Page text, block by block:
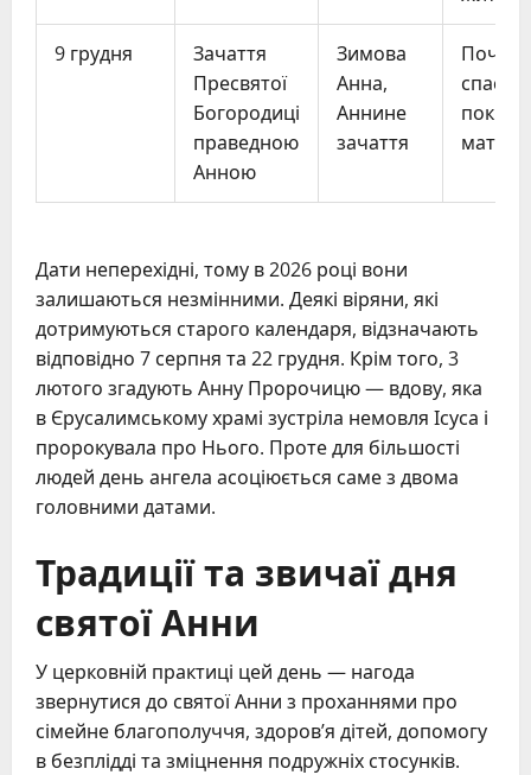
9 грудня
Зачаття
Пресвятої
Богородиці
праведною
Анною
Зимова
Анна,
Аннине
зачаття
Дати неперехідні, тому в 2026 році вони
залишаються незмінними. Деякі віряни, які
дотримуються старого календаря, відзначають
відповідно 7 серпня та 22 грудня. Крім того, 3
лютого згадують Анну Пророчицю — вдову, яка
в Єрусалимському храмі зустріла немовля Ісуса і
пророкувала про Нього. Проте для більшості
людей день ангела асоціюється саме з двома
головними датами.
Традиції та звичаї дня
святої Анни
У церковній практиці цей день — нагода
звернутися до святої Анни з проханнями про
сімейне благополуччя, здоров’я дітей, допомогу
в безплідді та зміцнення подружніх стосунків.